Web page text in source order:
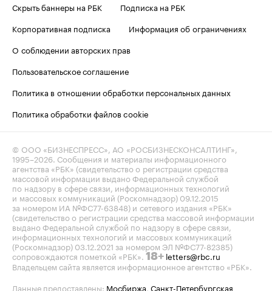
Скрыть баннеры на РБК
Подписка на РБК
Корпоративная подписка
Информация об ограничениях
О соблюдении авторских прав
Пользовательское соглашение
Политика в отношении обработки персональных данных
Политика обработки файлов cookie
© ООО «БИЗНЕСПРЕСС», АО «РОСБИЗНЕСКОНСАЛТИНГ»,
1995–2026. Сообщения и материалы информационного
агентства «РБК» (свидетельство о регистрации средства
массовой информации выдано Федеральной службой
по надзору в сфере связи, информационных технологий
и массовых коммуникаций (Роскомнадзор) 09.12.2015
за номером ИА №ФС77-63848) и сетевого издания «РБК»
(свидетельство о регистрации средства массовой информации
выдано Федеральной службой по надзору в сфере связи,
информационных технологий и массовых коммуникаций
(Роскомнадзор) 03.12.2021 за номером ЭЛ №ФС77-82385)
сопровождаются пометкой «РБК». 18+ letters@rbc.ru
Владельцем сайта является информационное агентство «РБК».
Данные предоставлены: Мосбиржа, Санкт-Петербургская